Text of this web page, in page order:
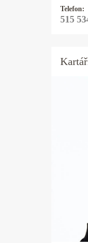
Telefon:
515